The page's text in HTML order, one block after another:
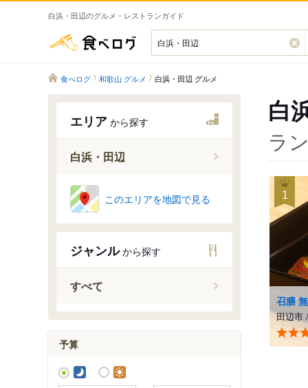
白浜・田辺のグルメ・レストランガイド
食べログ
食べログ 和歌山 グルメ 白浜・田辺 グルメ
エリア から探す
白浜・田辺
白浜・
田辺市
日置川
このエリアを地図で見る
ジャンルから探す
すべて
予算
白
ラ
1
召膳
田辺市 /